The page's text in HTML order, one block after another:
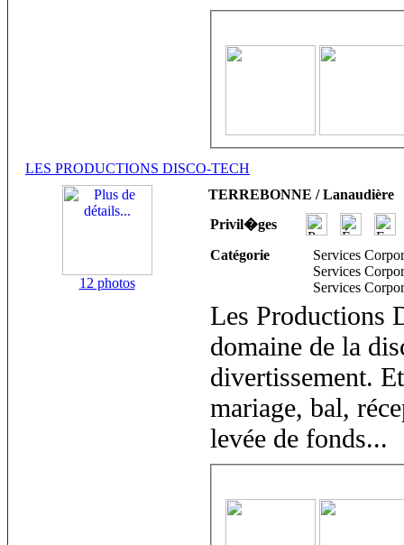
LES PRODUCTIONS DISCO-TECH
12 photos
TERREBONNE / Lanaudière
Privil�ges
Catégorie
Services
Services
Services
Les Productions
domaine de la
divertissement.
mariage, bal,
levée de fonds...